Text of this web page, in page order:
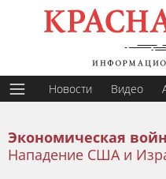
Новости Видео
Экономическая
Нападение США и